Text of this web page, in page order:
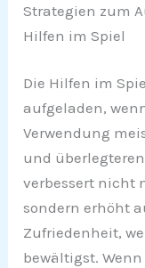
Strategien zum
Hilfen im Spiel
Die Hilfen im
aufgeladen,
Verwendung
und
verbessert nicht
sondern erhöht
Zufriedenheit,
bewältigst.